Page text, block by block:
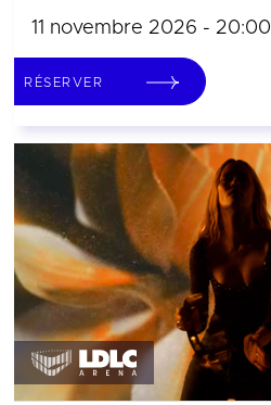
11 novembre 2026 - 20:00
RÉSERVER